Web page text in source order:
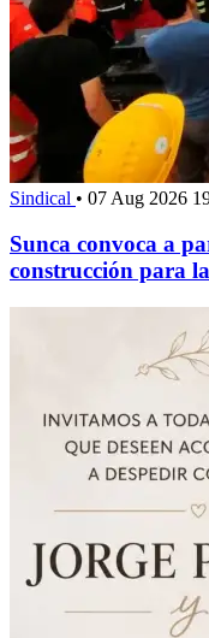
Sindical • 07 Aug 2026
Sunca convoca a
construcción para